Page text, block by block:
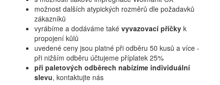
možnost dalších atypických rozměrů dle požadavků
zákazníků
vyrábíme a dodáváme také vyvazovací příčky k
propojení kůlů
uvedené ceny jsou platné při odběru 50 kusů a více -
při nižším odběru účtujeme příplatek 25%
při paletových odběrech nabízíme individuální
slevu, kontaktujte nás